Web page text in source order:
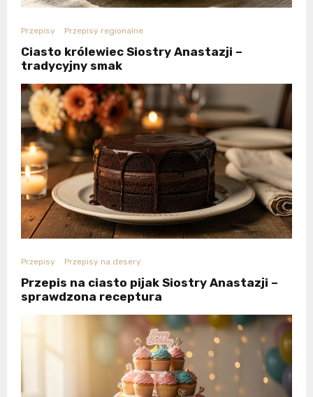
Przepisy Przepisy regionalne
Ciasto królewiec Siostry Anastazji –
tradycyjny smak
Przepisy Przepisy na desery
Przepis na ciasto pijak Siostry Anastazji –
sprawdzona receptura